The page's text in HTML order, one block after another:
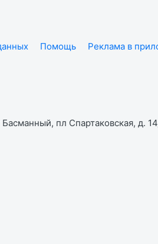
Помощь Реклама в
пл Спартаковская, д.